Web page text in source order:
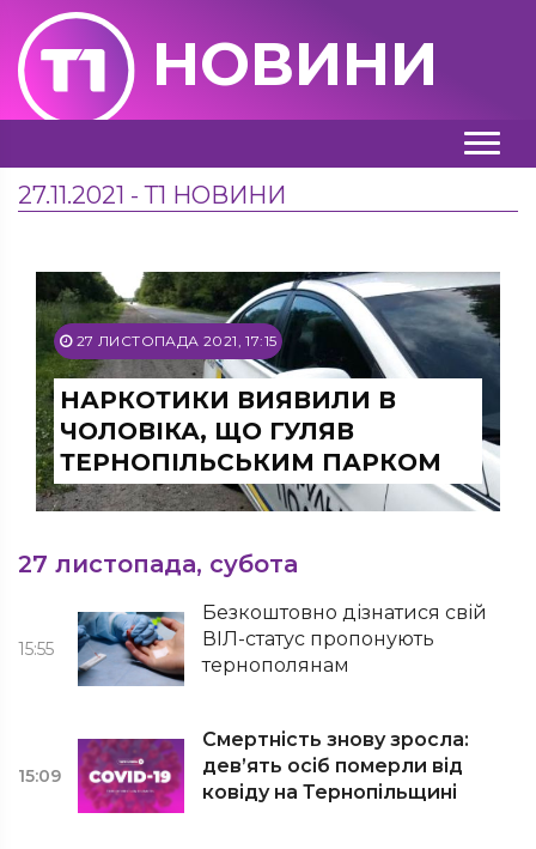
НОВИНИ
27.11.2021 - Т1 НОВИНИ
27 ЛИСТОПАДА 2021, 17:15
НАРКОТИКИ ВИЯВИЛИ В
ЧОЛОВІКА, ЩО ГУЛЯВ
ТЕРНОПІЛЬСЬКИМ ПАРКОМ
27 листопада, субота
15:55
Безкоштовно дізнатися свій
ВІЛ-статус пропонують
тернополянам
15:09
Смертність знову зросла:
дев’ять осіб померли від
ковіду на Тернопільщині